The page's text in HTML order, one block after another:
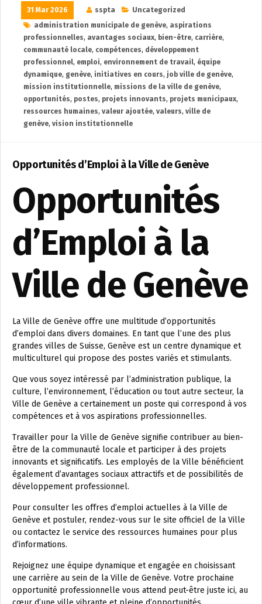
31 Mar 2026 sspta
Uncategorized
administration municipale de genève, aspirations
professionnelles, avantages sociaux, bien-être, carrière,
communauté locale, compétences, développement
professionnel, emploi, environnement de travail, équipe
dynamique, genève, initiatives en cours, job ville de genève,
mission institutionnelle, missions de la ville de genève,
opportunités, postes, projets innovants, projets municipaux,
ressources humaines, valeur ajoutée, valeurs, ville de
genève, vision institutionnelle
Opportunités d’Emploi à la Ville de Genève
Opportunités
d’Emploi à la
Ville de Genève
La Ville de Genève offre une multitude d’opportunités
d’emploi dans divers domaines. En tant que l’une des plus
grandes villes de Suisse, Genève est un centre dynamique et
multiculturel qui propose des postes variés et stimulants.
Que vous soyez intéressé par l’administration publique, la
culture, l’environnement, l’éducation ou tout autre secteur, la
Ville de Genève a certainement un poste qui correspond à vos
compétences et à vos aspirations professionnelles.
Travailler pour la Ville de Genève signifie contribuer au bien-
être de la communauté locale et participer à des projets
innovants et significatifs. Les employés de la Ville bénéficient
également d’avantages sociaux attractifs et de possibilités de
développement professionnel.
Pour consulter les offres d’emploi actuelles à la Ville de
Genève et postuler, rendez-vous sur le site officiel de la Ville
ou contactez le service des ressources humaines pour plus
d’informations.
Rejoignez une équipe dynamique et engagée en choisissant
une carrière au sein de la Ville de Genève. Votre prochaine
opportunité professionnelle vous attend peut-être juste ici, au